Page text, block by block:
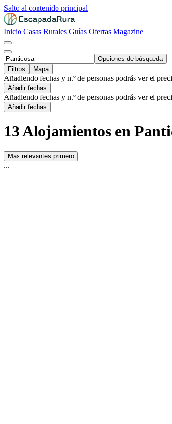
Salto al contenido principal
Inicio Casas Rurales Guías Ofertas Magazine
Opciones de búsqueda
Filtros
Mapa
Añadiendo fechas y n.º de personas podrás ver el
Añadir fechas
Añadiendo fechas y n.º de personas podrás ver el
Añadir fechas
13 Alojamientos en
Más relevantes primero
...